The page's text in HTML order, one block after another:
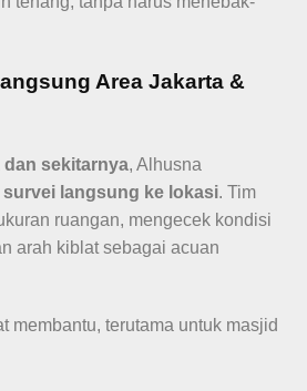
Area Jakarta &
dan sekitarnya, Alhusna
survei langsung ke lokasi. Tim
ruangan, mengecek kondisi
arah kiblat sebagai acuan
membantu, terutama untuk masjid